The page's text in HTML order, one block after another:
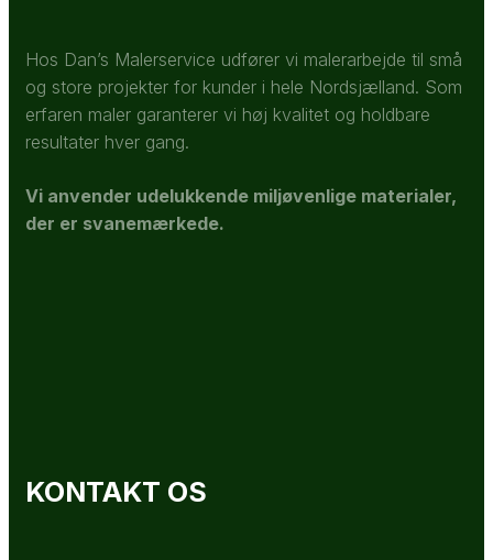
Hos Dan’s Malerservice udfører vi malerarbejde til små
og store projekter for kunder i hele Nordsjælland. Som
erfaren maler garanterer vi høj kvalitet og holdbare
resultater hver gang.
Vi anvender udelukkende miljøvenlige materialer,
der er svanemærkede.
KONTAKT OS